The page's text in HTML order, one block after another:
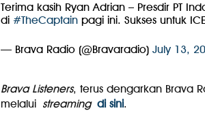
Terima kasih Ryan Adrian – Presdir PT
di #TheCaptainpagi ini. Sukses untuk
— Brava Radio (@Bravaradio) July 13,
Brava Listeners, terus dengarkan Brava
melalui streaming di sini.